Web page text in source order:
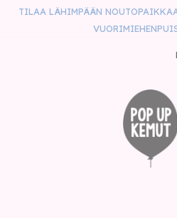
TILAA LÄHIMPÄÄN